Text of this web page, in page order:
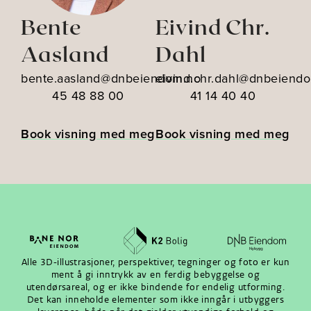
Bente
Aasland
bente.aasland@dnbeiendom.no
45 48 88 00
Book visning med meg
Eivind Chr.
Dahl
41 14 40 40
Book visning med meg
Alle 3D-illustrasjoner, perspektiver, tegninger og foto er kun
ment å gi inntrykk av en ferdig bebyggelse og
utendørsareal, og er ikke bindende for endelig utforming.
Det kan inneholde elementer som ikke inngår i utbyggers